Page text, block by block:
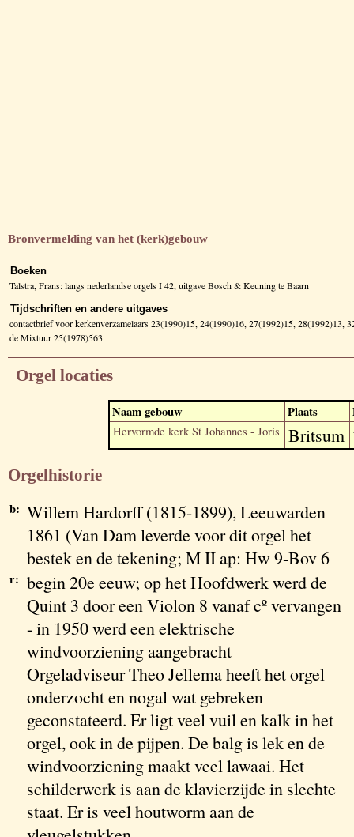
Bronvermelding van het (kerk)gebouw
Boeken
Talstra, Frans: langs nederlandse orgels I 42, uitgave Bosch & Keuning te Baarn
Tijdschriften en andere uitgaves
contactbrief voor kerkenverzamelaars 23(1990)15, 24(1990)16, 27(1992)15, 28(1992)13,
de Mixtuur 25(1978)563
Orgel locaties
Naam gebouw Plaats
Hervormde kerk St Johannes - Joris Britsum
Orgelhistorie
b: Willem Hardorff (1815-1899), Leeuwarden
1861 (Van Dam leverde voor dit orgel het
bestek en de tekening; M II ap: Hw 9-Bov 6
r: begin 20e eeuw; op het Hoofdwerk werd de
Quint 3 door een Violon 8 vanaf cº vervangen
- in 1950 werd een elektrische
windvoorziening aangebracht
Orgeladviseur Theo Jellema heeft het orgel
onderzocht en nogal wat gebreken
geconstateerd. Er ligt veel vuil en kalk in het
orgel, ook in de pijpen. De balg is lek en de
windvoorziening maakt veel lawaai. Het
schilderwerk is aan de klavierzijde in slechte
staat. Er is veel houtworm aan de